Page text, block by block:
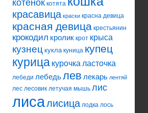
котенок котята
красавица краски красна девица
красная девица крестьянин
крокодил кролик крот крыса
кузнец кукла куница купец
курица курочка ласточка
лебеди лебедьлев лекарь лентяй
лес лесовик летучая мышь лис
лисалисица лодка лось